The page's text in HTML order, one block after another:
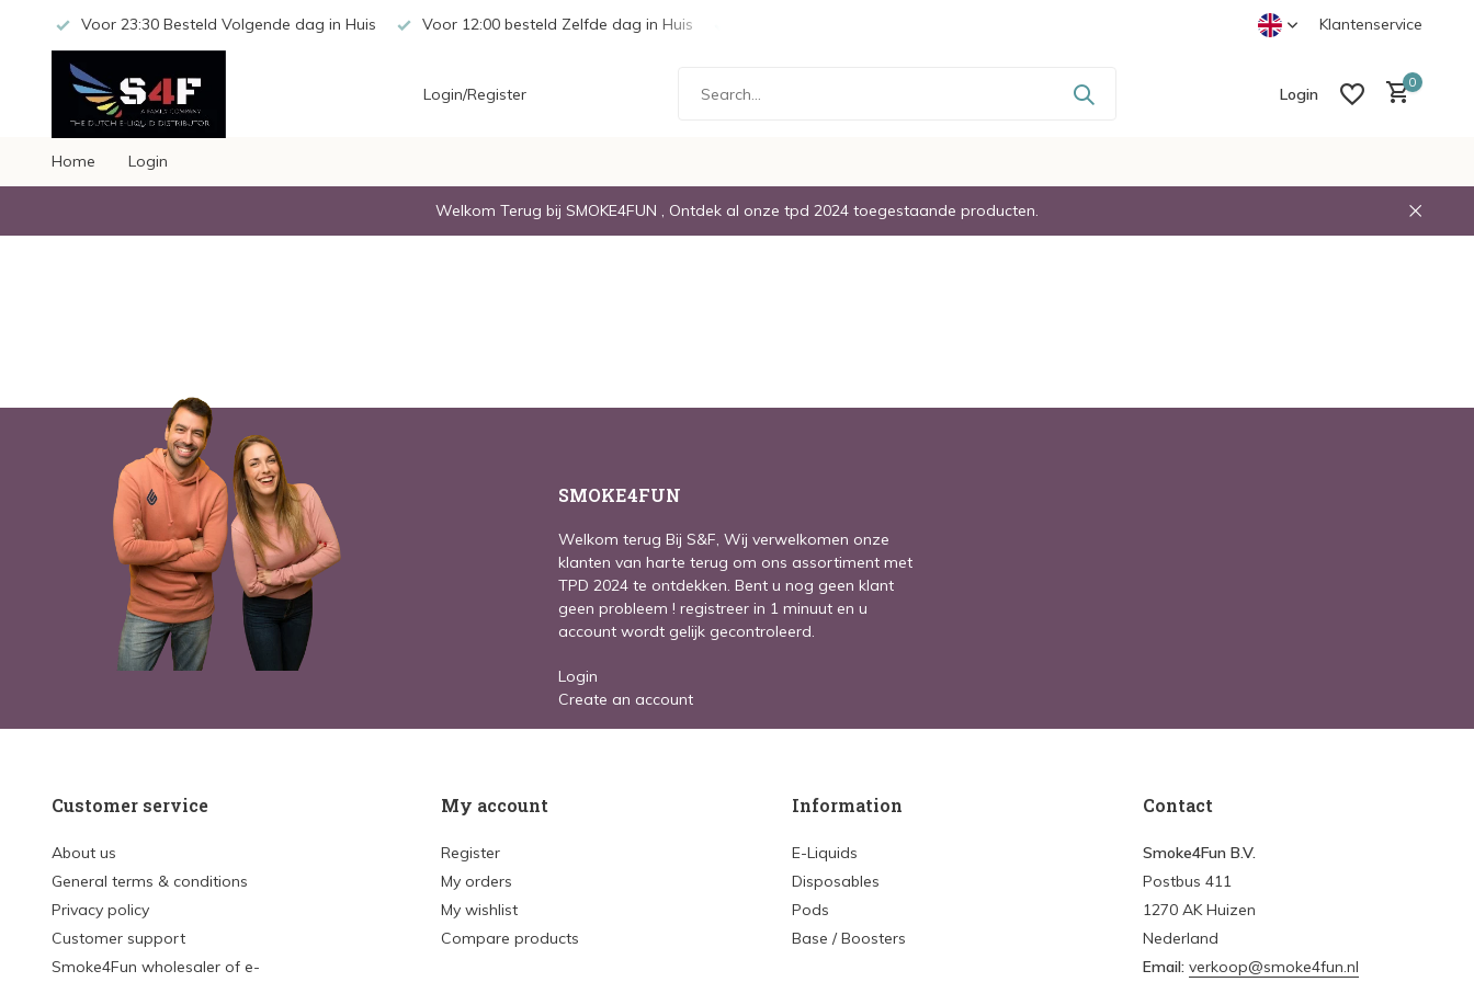
Voor 23:30 Besteld Volgende dag in Huis Voor 12:00 besteld Zelfde dag in Huis Voor 23:30 Besteld Volgende dag in HuisKlantenservice
Login/Register Login
0
Home Login
Welkom Terug bij SMOKE4FUN , Ontdek al onze tpd 2024 toegestaande producten.
SMOKE4FUN
Welkom terug Bij S&F, Wij verwelkomen onze
klanten van harte terug om ons assortiment met
TPD 2024 te ontdekken. Bent u nog geen klant
geen probleem ! registreer in 1 minuut en u
account wordt gelijk gecontroleerd.
Login
Create an account
Customer service
About us
General terms & conditions
Privacy policy
Customer support
Smoke4Fun wholesaler of e-
My account
Register
My orders
My wishlist
Compare products
Information
E-Liquids
Disposables
Pods
Base / Boosters
Contact
Smoke4Fun B.V.
Postbus 411
1270 AK Huizen
Nederland
Email: verkoop@smoke4fun.nl